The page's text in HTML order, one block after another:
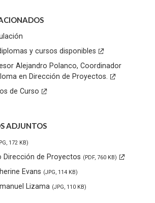
y cursos disponibles
Alejandro Polanco, Coordinador
en Dirección de Proyectos.
de Curso
ADJUNTOS
172 KB)
Dirección de Proyectos (PDF, 760 KB)
Evans (JPG, 114 KB)
Lizama (JPG, 110 KB)